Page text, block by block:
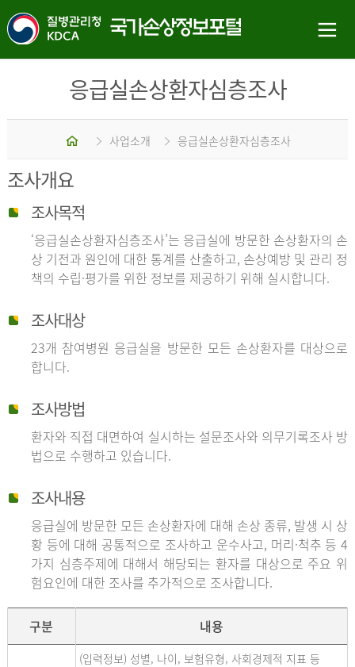
응급실손상환자심층조사
홈 사업소개 응급실손상환자심층조사
조사개요
조사목적
‘응급실손상환자심층조사’는 응급실에 방문한 손상환자의 손
상 기전과 원인에 대한 통계를 산출하고, 손상예방 및 관리 정
책의 수립·평가를 위한 정보를 제공하기 위해 실시합니다.
조사대상
23개 참여병원 응급실을 방문한 모든 손상환자를 대상으로
합니다.
조사방법
환자와 직접 대면하여 실시하는 설문조사와 의무기록조사 방
법으로 수행하고 있습니다.
조사내용
응급실에 방문한 모든 손상환자에 대해 손상 종류, 발생 시 상
황 등에 대해 공통적으로 조사하고 운수사고, 머리·척추 등 4
가지 심층주제에 대해서 해당되는 환자를 대상으로 주요 위
험요인에 대한 조사를 추가적으로 조사합니다.
구분 내용
(입력정보) 성별, 나이, 보험유형, 사회경제적 지표 등